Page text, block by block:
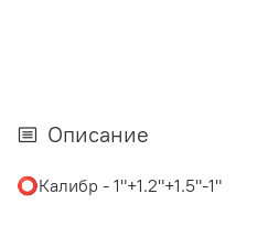
Описание
⭕️Калибр - 1"+1.2"+1.5"-1"